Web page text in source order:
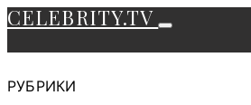
CELEBRITY.TV
РУБРИКИ